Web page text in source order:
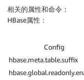
相关的属性和命令：
HBase属性：
Config
hbase.meta.table.suffix